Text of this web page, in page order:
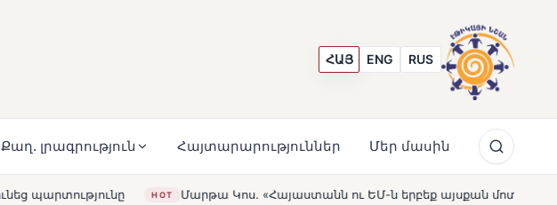
ՀԱՅ ENG RUS
Քաղ. լրագրություն Հայտարարություններ Մեր մասին
HOT Մարթա Կոս. «Հայաստանն ու ԵՄ-ն երբեք այսքան մոտ չեն եղել» HOT